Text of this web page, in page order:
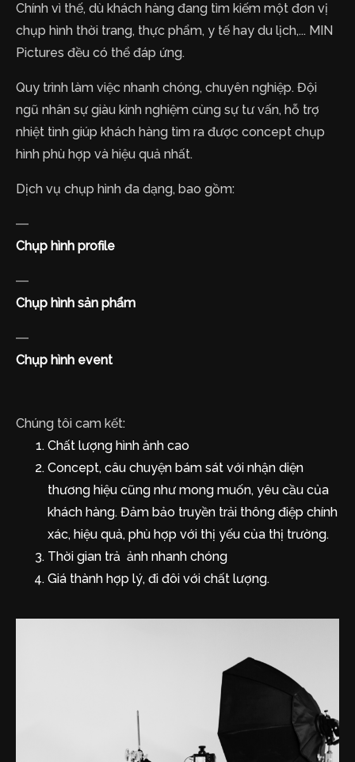
Chính vì thế, dù khách hàng đang tìm kiếm một đơn vị
chụp hình thời trang, thực phẩm, y tế hay du lịch,... MIN
Pictures đều có thể đáp ứng.
Quy trình làm việc nhanh chóng, chuyên nghiệp. Đội
ngũ nhân sự giàu kinh nghiệm cùng sự tư vấn, hỗ trợ
nhiệt tình giúp khách hàng tìm ra được concept chụp
hình phù hợp và hiệu quả nhất.
Dịch vụ chụp hình đa dạng, bao gồm:
Chụp hình profile
Chụp hình sản phẩm
Chụp hình event
Chúng tôi cam kết:
Chất lượng hình ảnh cao
Concept, câu chuyện bám sát với nhận diện
thương hiệu cũng như mong muốn, yêu cầu của
khách hàng. Đảm bảo truyền trải thông điệp chính
xác, hiệu quả, phù hợp với thị yếu của thị trường.
Thời gian trả ảnh nhanh chóng
Giá thành hợp lý, đi đôi với chất lượng.